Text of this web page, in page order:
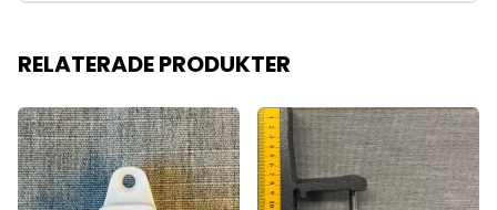
RELATERADE PRODUKTER